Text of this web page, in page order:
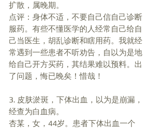
扩散，属晚期。
点评：身体不适，不要自己信自己诊断
服药。有些不懂医学的人经常自己给自
己当医生，胡乱诊断和瞎用药。我就经
常遇到一些患者不听劝告，自以为是地
给自己开方买药，其结果难以预料。出
了问题，悔已晚矣！惜哉！
3. 皮肤淤斑，下体出血，以为是崩漏，
经查为白血病。
杏某，女，44岁。患者下体出血一个